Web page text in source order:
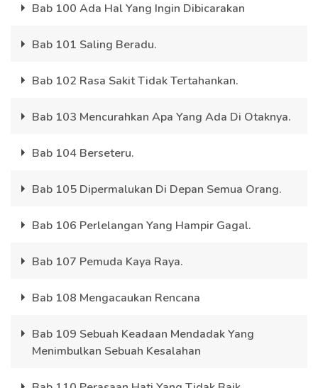
Bab 100 Ada Hal Yang Ingin Dibicarakan
Bab 101 Saling Beradu.
Bab 102 Rasa Sakit Tidak Tertahankan.
Bab 103 Mencurahkan Apa Yang Ada Di Otaknya.
Bab 104 Berseteru.
Bab 105 Dipermalukan Di Depan Semua Orang.
Bab 106 Perlelangan Yang Hampir Gagal.
Bab 107 Pemuda Kaya Raya.
Bab 108 Mengacaukan Rencana
Bab 109 Sebuah Keadaan Mendadak Yang
Menimbulkan Sebuah Kesalahan